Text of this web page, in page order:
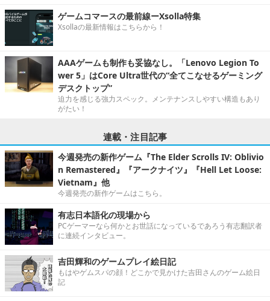
ゲームコマースの最前線ーXsolla特集
Xsollaの最新情報はこちらから！
AAAゲームも制作も妥協なし。「Lenovo Legion To
wer 5」はCore Ultra世代の“全てこなせるゲーミング
デスクトップ”
迫力を感じる強力スペック。メンテナンスしやすい構造もあり
がたい！
連載・注目記事
今週発売の新作ゲーム『The Elder Scrolls IV: Oblivio
n Remastered』『アークナイツ』『Hell Let Loose:
Vietnam』他
今週発売の新作ゲームはこちら。
有志日本語化の現場から
PCゲーマーなら何かとお世話になっているであろう有志翻訳者
に連続インタビュー。
吉田輝和のゲームプレイ絵日記
もはやゲムスパの顔！どこかで見かけた吉田さんのゲーム絵日
記